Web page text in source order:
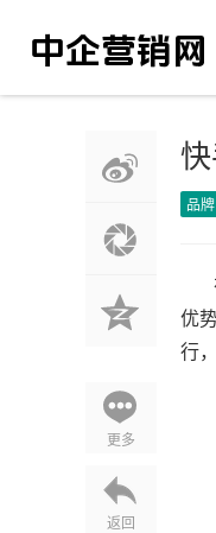
更多
返回
品牌
优
行